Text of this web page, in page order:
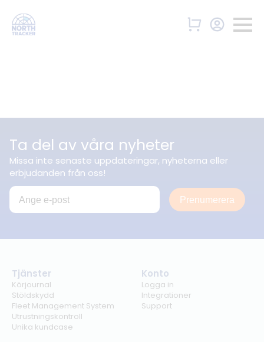
Ta del av våra nyheter
Missa inte senaste uppdateringar, nyheterna eller
erbjudanden från oss!
Prenumerera
Tjänster
Körjournal
Stöldskydd
Fleet Management System
Utrustningskontroll
Unika kundcase
Konto
Logga in
Integrationer
Support